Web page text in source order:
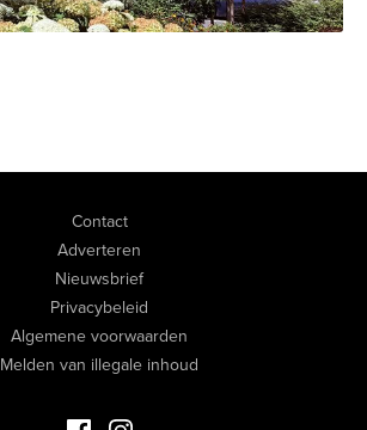
Contact
Adverteren
Nieuwsbrief
Privacybeleid
Algemene voorwaarden
Melden van illegale inhoud